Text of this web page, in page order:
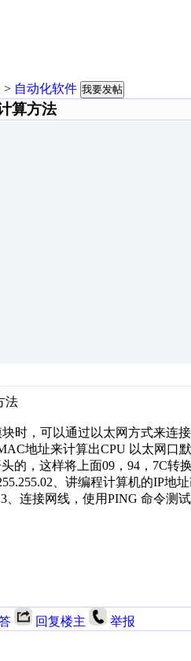
> 自动化软件 我要发帖
算方法
法
时，可以通过以太网方式来连
地址来计算出CPU 以太网口
的，这样将上面09，94，7C
、讲编程计算机的IP
、连接网线，使用PING 命令测
回复楼主 举报